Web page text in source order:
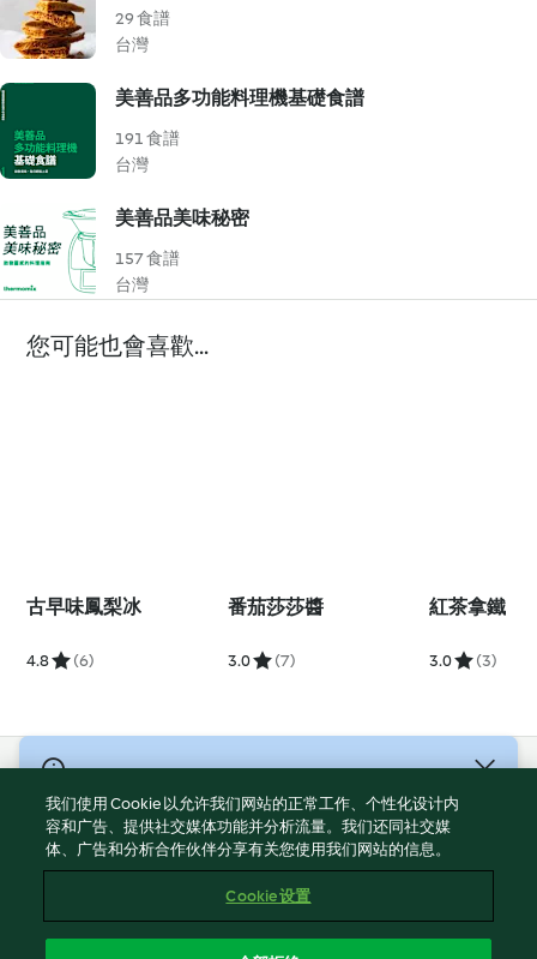
29 食譜
台灣
美善品多功能料理機基礎食譜
191 食譜
台灣
美善品美味秘密
157 食譜
台灣
您可能也會喜歡...
古早味鳳梨冰
4.8 (6)
番茄莎莎醬
3.0 (7)
紅茶拿鐵
3.0 (3)
服務條款
隱私權政策
網頁所有權
我们使用 Cookie 以允许我们网站的正常工作、个性化设计内
容和广告、提供社交媒体功能并分析流量。我们还同社交媒
体、广告和分析合作伙伴分享有关您使用我们网站的信息。
Cookie 设置